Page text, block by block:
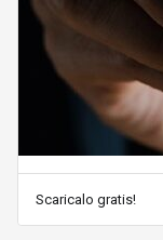
Scaricalo gratis!